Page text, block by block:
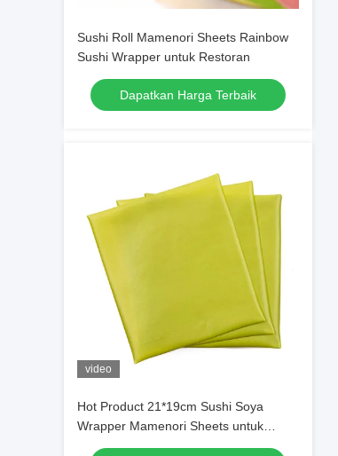
Sushi Roll Mamenori Sheets Rainbow
Sushi Wrapper untuk Restoran
Dapatkan Harga Terbaik
video
Hot Product 21*19cm Sushi Soya
Wrapper Mamenori Sheets untuk
Restoran Asia